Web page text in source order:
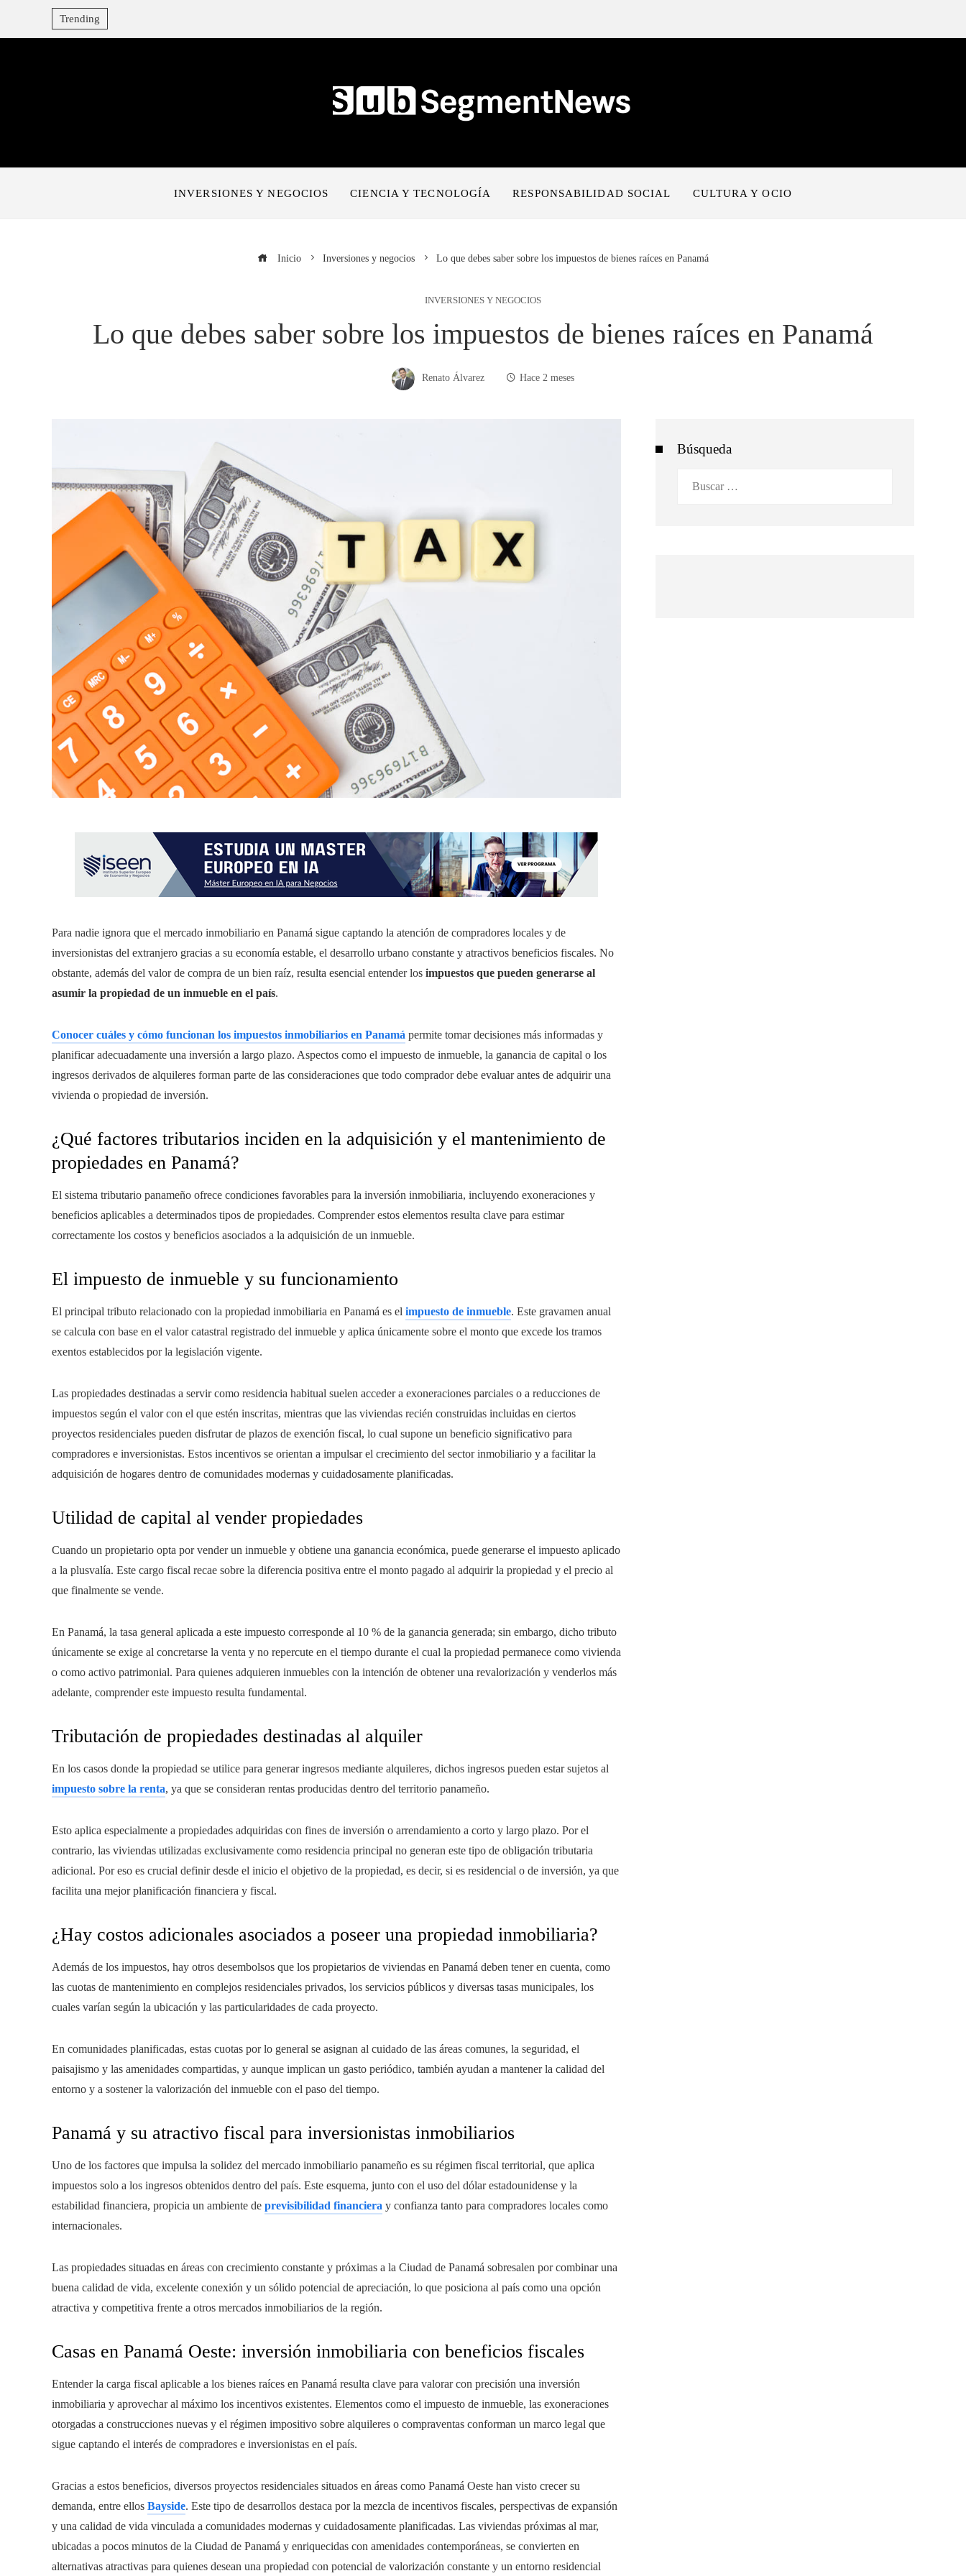
Trending
INVERSIONES Y NEGOCIOS CIENCIA Y TECNOLOGÍA RESPONSABILIDAD SOCIAL CULTURA Y OCIO
Inicio Inversiones y negocios Lo que debes saber sobre los impuestos de bienes raíces en Panamá
INVERSIONES Y NEGOCIOS
Lo que debes saber sobre los impuestos de bienes raíces en Panamá
Renato Álvarez Hace 2 meses
Para nadie ignora que el mercado inmobiliario en Panamá sigue captando la atención de compradores locales y de
inversionistas del extranjero gracias a su economía estable, el desarrollo urbano constante y atractivos beneficios fiscales. No
obstante, además del valor de compra de un bien raíz, resulta esencial entender los impuestos que pueden generarse al
asumir la propiedad de un inmueble en el país.
Conocer cuáles y cómo funcionan los impuestos inmobiliarios en Panamá permite tomar decisiones más informadas y
planificar adecuadamente una inversión a largo plazo. Aspectos como el impuesto de inmueble, la ganancia de capital o los
ingresos derivados de alquileres forman parte de las consideraciones que todo comprador debe evaluar antes de adquirir una
vivienda o propiedad de inversión.
¿Qué factores tributarios inciden en la adquisición y el mantenimiento de
propiedades en Panamá?
El sistema tributario panameño ofrece condiciones favorables para la inversión inmobiliaria, incluyendo exoneraciones y
beneficios aplicables a determinados tipos de propiedades. Comprender estos elementos resulta clave para estimar
correctamente los costos y beneficios asociados a la adquisición de un inmueble.
El impuesto de inmueble y su funcionamiento
El principal tributo relacionado con la propiedad inmobiliaria en Panamá es el impuesto de inmueble. Este gravamen anual
se calcula con base en el valor catastral registrado del inmueble y aplica únicamente sobre el monto que excede los tramos
exentos establecidos por la legislación vigente.
Las propiedades destinadas a servir como residencia habitual suelen acceder a exoneraciones parciales o a reducciones de
impuestos según el valor con el que estén inscritas, mientras que las viviendas recién construidas incluidas en ciertos
proyectos residenciales pueden disfrutar de plazos de exención fiscal, lo cual supone un beneficio significativo para
compradores e inversionistas. Estos incentivos se orientan a impulsar el crecimiento del sector inmobiliario y a facilitar la
adquisición de hogares dentro de comunidades modernas y cuidadosamente planificadas.
Utilidad de capital al vender propiedades
Cuando un propietario opta por vender un inmueble y obtiene una ganancia económica, puede generarse el impuesto aplicado
a la plusvalía. Este cargo fiscal recae sobre la diferencia positiva entre el monto pagado al adquirir la propiedad y el precio al
que finalmente se vende.
En Panamá, la tasa general aplicada a este impuesto corresponde al 10 % de la ganancia generada; sin embargo, dicho tributo
únicamente se exige al concretarse la venta y no repercute en el tiempo durante el cual la propiedad permanece como vivienda
o como activo patrimonial. Para quienes adquieren inmuebles con la intención de obtener una revalorización y venderlos más
adelante, comprender este impuesto resulta fundamental.
Tributación de propiedades destinadas al alquiler
En los casos donde la propiedad se utilice para generar ingresos mediante alquileres, dichos ingresos pueden estar sujetos al
impuesto sobre la renta, ya que se consideran rentas producidas dentro del territorio panameño.
Esto aplica especialmente a propiedades adquiridas con fines de inversión o arrendamiento a corto y largo plazo. Por el
contrario, las viviendas utilizadas exclusivamente como residencia principal no generan este tipo de obligación tributaria
adicional. Por eso es crucial definir desde el inicio el objetivo de la propiedad, es decir, si es residencial o de inversión, ya que
facilita una mejor planificación financiera y fiscal.
¿Hay costos adicionales asociados a poseer una propiedad inmobiliaria?
Además de los impuestos, hay otros desembolsos que los propietarios de viviendas en Panamá deben tener en cuenta, como
las cuotas de mantenimiento en complejos residenciales privados, los servicios públicos y diversas tasas municipales, los
cuales varían según la ubicación y las particularidades de cada proyecto.
En comunidades planificadas, estas cuotas por lo general se asignan al cuidado de las áreas comunes, la seguridad, el
paisajismo y las amenidades compartidas, y aunque implican un gasto periódico, también ayudan a mantener la calidad del
entorno y a sostener la valorización del inmueble con el paso del tiempo.
Panamá y su atractivo fiscal para inversionistas inmobiliarios
Uno de los factores que impulsa la solidez del mercado inmobiliario panameño es su régimen fiscal territorial, que aplica
impuestos solo a los ingresos obtenidos dentro del país. Este esquema, junto con el uso del dólar estadounidense y la
estabilidad financiera, propicia un ambiente de previsibilidad financiera y confianza tanto para compradores locales como
internacionales.
Las propiedades situadas en áreas con crecimiento constante y próximas a la Ciudad de Panamá sobresalen por combinar una
buena calidad de vida, excelente conexión y un sólido potencial de apreciación, lo que posiciona al país como una opción
atractiva y competitiva frente a otros mercados inmobiliarios de la región.
Casas en Panamá Oeste: inversión inmobiliaria con beneficios fiscales
Entender la carga fiscal aplicable a los bienes raíces en Panamá resulta clave para valorar con precisión una inversión
inmobiliaria y aprovechar al máximo los incentivos existentes. Elementos como el impuesto de inmueble, las exoneraciones
otorgadas a construcciones nuevas y el régimen impositivo sobre alquileres o compraventas conforman un marco legal que
sigue captando el interés de compradores e inversionistas en el país.
Gracias a estos beneficios, diversos proyectos residenciales situados en áreas como Panamá Oeste han visto crecer su
demanda, entre ellos Bayside. Este tipo de desarrollos destaca por la mezcla de incentivos fiscales, perspectivas de expansión
y una calidad de vida vinculada a comunidades modernas y cuidadosamente planificadas. Las viviendas próximas al mar,
ubicadas a pocos minutos de la Ciudad de Panamá y enriquecidas con amenidades contemporáneas, se convierten en
alternativas atractivas para quienes desean una propiedad con potencial de valorización constante y un entorno residencial
Búsqueda